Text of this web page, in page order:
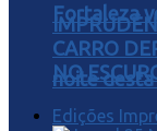
Fortaleza
noite
CARRO
NO
Edições